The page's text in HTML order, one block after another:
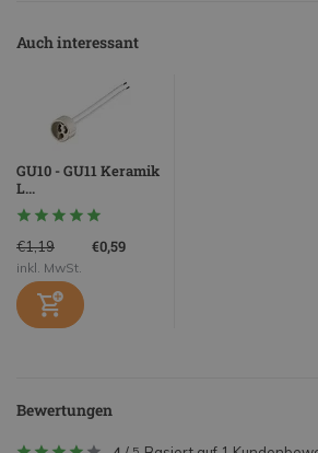
Auch interessant
GU10 - GU11 Keramik
L...
€1,19 €0,59
inkl. MwSt.
Bewertungen